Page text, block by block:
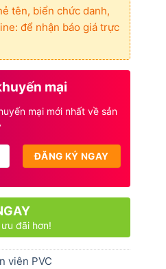
tên, biển chức danh,
để nhận báo giá trực
mại
mại mới nhất về sản
đãi hơn!
viên PVC